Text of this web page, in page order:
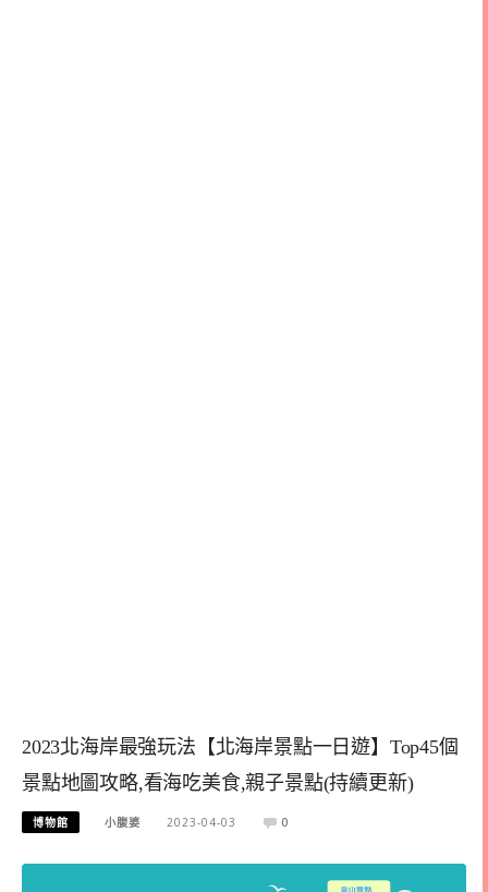
2023北海岸最強玩法【北海岸景點一日遊】Top45個
景點地圖攻略,看海吃美食,親子景點(持續更新)
博物館 小腹婆 2023-04-03 0